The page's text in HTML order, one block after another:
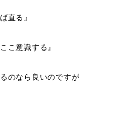
直る 』
こ意識する 』
のなら良いのですが